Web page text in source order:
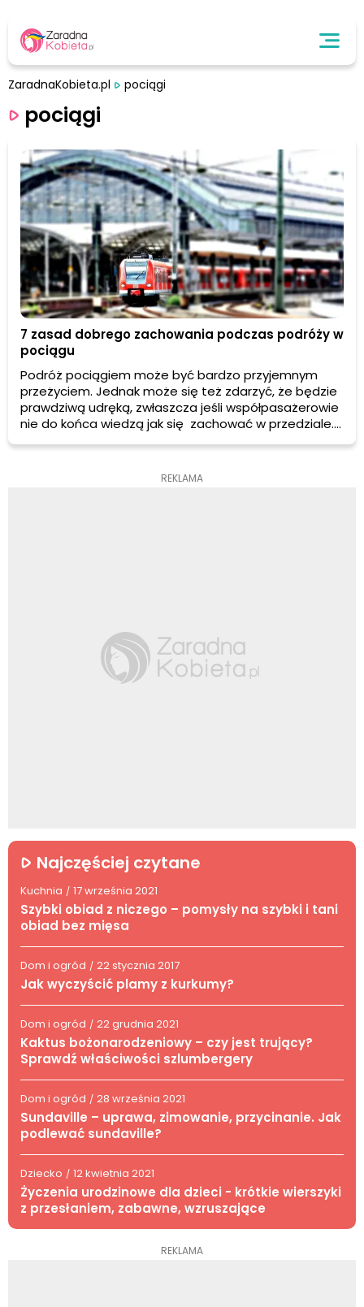
ZaradnaKobieta.pl pociągi
pociągi
7 zasad dobrego zachowania podczas podróży w
pociągu
Podróż pociągiem może być bardzo przyjemnym
przeżyciem. Jednak może się też zdarzyć, że będzie
prawdziwą udręką, zwłaszcza jeśli współpasażerowie
nie do końca wiedzą jak się zachować w przedziale.
Poniżej kilka najważniejszych zasad dobrego
REKLAMA
Najczęściej czytane
Kuchnia / 17 września 2021
Szybki obiad z niczego – pomysły na szybki i tani
obiad bez mięsa
Dom i ogród / 22 stycznia 2017
Jak wyczyścić plamy z kurkumy?
Dom i ogród / 22 grudnia 2021
Kaktus bożonarodzeniowy – czy jest trujący?
Sprawdź właściwości szlumbergery
Dom i ogród / 28 września 2021
Sundaville – uprawa, zimowanie, przycinanie. Jak
podlewać sundaville?
Dziecko / 12 kwietnia 2021
Życzenia urodzinowe dla dzieci - krótkie wierszyki
z przesłaniem, zabawne, wzruszające
REKLAMA